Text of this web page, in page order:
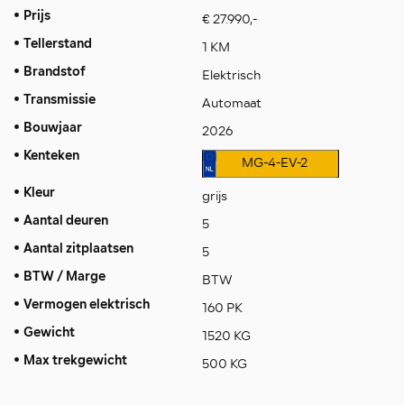
Prijs € 27.990,-
Tellerstand 1 KM
Brandstof Elektrisch
Transmissie Automaat
Bouwjaar 2026
Kenteken MG-4-EV-2
Kleur grijs
Aantal deuren 5
Aantal zitplaatsen 5
BTW / Marge BTW
Vermogen elektrisch 160 PK
Gewicht 1520 KG
Max trekgewicht 500 KG